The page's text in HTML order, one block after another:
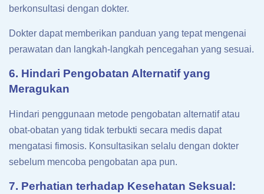
berkonsultasi dengan dokter.
Dokter dapat memberikan panduan yang tepat mengenai
perawatan dan langkah-langkah pencegahan yang sesuai.
6. Hindari Pengobatan Alternatif yang
Meragukan
Hindari penggunaan metode pengobatan alternatif atau
obat-obatan yang tidak terbukti secara medis dapat
mengatasi fimosis. Konsultasikan selalu dengan dokter
sebelum mencoba pengobatan apa pun.
7. Perhatian terhadap Kesehatan Seksual: